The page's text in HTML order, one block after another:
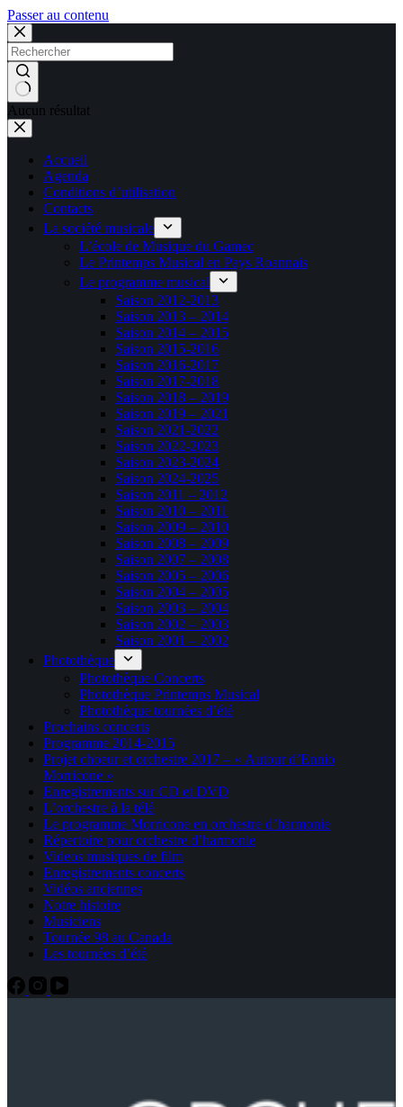
Passer au contenu
Aucun résultat
Accueil
Agenda
Conditions d’utilisation
Contacts
La société musicale
L’école de Musique du Gamec
Le Printemps Musical en Pays Roannais
Le programme musical
Saison 2012-2013
Saison 2013 – 2014
Saison 2014 – 2015
Saison 2015-2016
Saison 2016-2017
Saison 2017-2018
Saison 2018 – 2019
Saison 2019 – 2021
Saison 2021-2022
Saison 2022-2023
Saison 2023-2024
Saison 2024-2025
Saison 2011 – 2012
Saison 2010 – 2011
Saison 2009 – 2010
Saison 2008 – 2009
Saison 2007 – 2008
Saison 2005 – 2006
Saison 2004 – 2005
Saison 2003 – 2004
Saison 2002 – 2003
Saison 2001 – 2002
Photothèque
Photothèque Concerts
Photothèque Printemps Musical
Photothèque tournées d’été
Prochains concerts
Programme 2014-2015
Projet choeur et orchestre 2017 – « Autour d’Ennio
Morricone »
Enregistrements sur CD et DVD
L’orchestre à la télé
Le programme Morricone en orchestre d’harmonie
Répertoire pour orchestre d’harmonie
Videos musiques de film
Enregistrements concerts
Vidéos anciennes
Notre histoire
Musiciens
Tournée 98 au Canada
Les tournées d’été